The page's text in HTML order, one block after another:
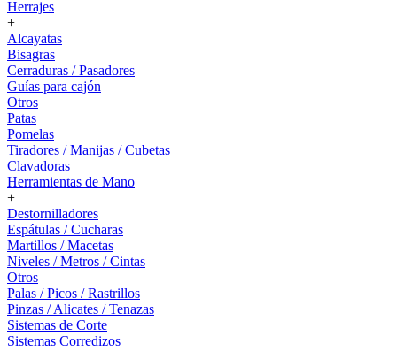
Herrajes
+
Alcayatas
Bisagras
Cerraduras / Pasadores
Guías para cajón
Otros
Patas
Pomelas
Tiradores / Manijas / Cubetas
Clavadoras
Herramientas de Mano
+
Destornilladores
Espátulas / Cucharas
Martillos / Macetas
Niveles / Metros / Cintas
Otros
Palas / Picos / Rastrillos
Pinzas / Alicates / Tenazas
Sistemas de Corte
Sistemas Corredizos